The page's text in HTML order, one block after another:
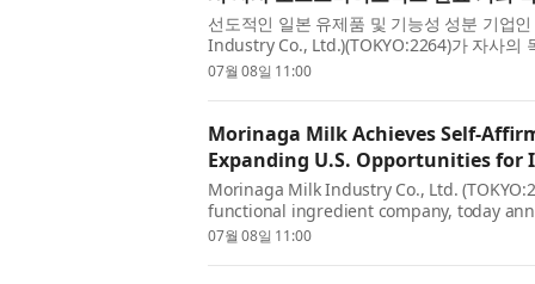
선도적인 일본 유제품 및 기능성 성분 기업
Industry Co., Ltd.)(TOKYO:2264)가 자사의
Living+™(L. 헬베티쿠스 MCC1848)에 대해
07월 08일 11:00
Morinaga Milk Achieves Self-
Expanding U.S. Opportunities
Morinaga Milk Industry Co., Ltd.
functional ingredient company, today
GRAS (Generally Recognized As Safe)
07월 08일 11:00